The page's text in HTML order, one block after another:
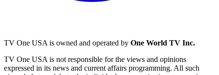
TV One USA is owned and operated by One World TV Inc.
TV One USA is not responsible for the views and opinions
expressed in its news and current affairs programming. All such